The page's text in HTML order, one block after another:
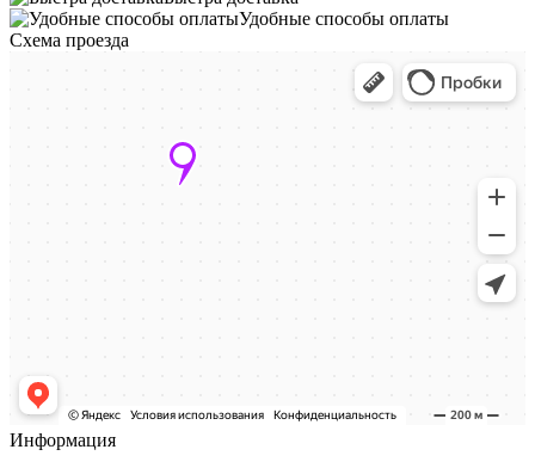
Удобные способы оплаты
Схема проезда
Информация